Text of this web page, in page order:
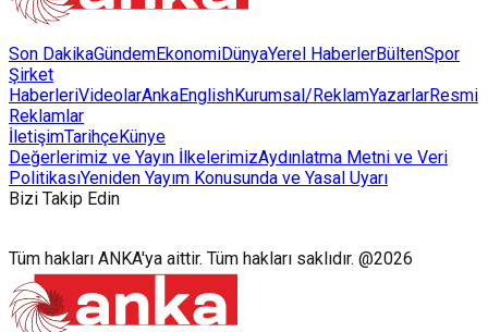
Son DakikaGündemEkonomiDünyaYerel HaberlerBültenSpor
Şirket
HaberleriVideolarAnkaEnglishKurumsal/ReklamYazarlarResmi
Reklamlar
İletişimTarihçeKünye
Değerlerimiz ve Yayın İlkelerimizAydınlatma Metni ve Veri
PolitikasıYeniden Yayım Konusunda ve Yasal Uyarı
Bizi Takip Edin
Tüm hakları ANKA'ya aittir. Tüm hakları saklıdır. @2026